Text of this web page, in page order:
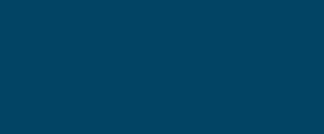
alternatifler olmalı.